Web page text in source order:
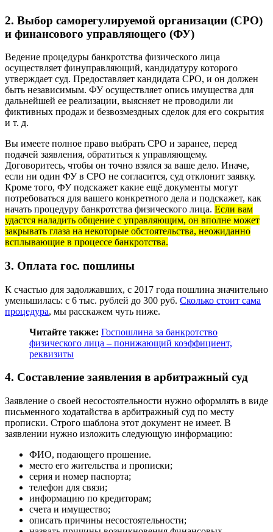
2. Выбор саморегулируемой организации (СРО)
и финансового управляющего (ФУ)
Ведение процедуры банкротства физического лица
осуществляет финуправляющий, кандидатуру которого
утверждает суд. Предоставляет кандидата СРО, и он должен
быть независимым. ФУ осуществляет опись имущества для
дальнейшей ее реализации, выясняет не проводили ли
фиктивных продаж и безвозмездных сделок для его сокрытия
и т. д.
Вы имеете полное право выбрать СРО и заранее, перед
подачей заявления, обратиться к управляющему.
Договоритесь, чтобы он точно взялся за ваше дело. Иначе,
если ни один ФУ в СРО не согласится, суд отклонит заявку.
Кроме того, ФУ подскажет какие ещё документы могут
потребоваться для вашего конкретного дела и подскажет, как
начать процедуру банкротства физического лица. Если вам
удастся наладить общение с управляющим, он вполне может
закрывать глаза на некоторые обстоятельства, неожиданно
всплывающие в процессе банкротства.
3. Оплата гос. пошлины
К счастью для задолжавших, с 2017 года пошлина значительно
уменьшилась: с 6 тыс. рублей до 300 руб. Сколько стоит сама
процедура, мы расскажем чуть ниже.
Читайте также: Госпошлина за банкротство
физического лица – понижающий коэффициент,
реквизиты
4. Составление заявления в арбитражный суд
Заявление о своей несостоятельности нужно оформлять в виде
письменного ходатайства в арбитражный суд по месту
прописки. Строго шаблона этот документ не имеет. В
заявлении нужно изложить следующую информацию:
ФИО, подающего прошение.
место его жительства и прописки;
серия и номер паспорта;
телефон для связи;
информацию по кредиторам;
счета и имущество;
описать причины несостоятельности;